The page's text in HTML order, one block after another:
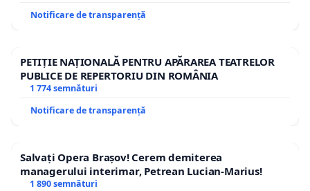
Notificare de transparență
PETIȚIE NAȚIONALĂ PENTRU APĂRAREA TEATRELOR
PUBLICE DE REPERTORIU DIN ROMÂNIA
1 774 semnături
Notificare de transparență
Salvați Opera Brașov! Cerem demiterea
managerului interimar, Petrean Lucian-Marius!
1 890 semnături